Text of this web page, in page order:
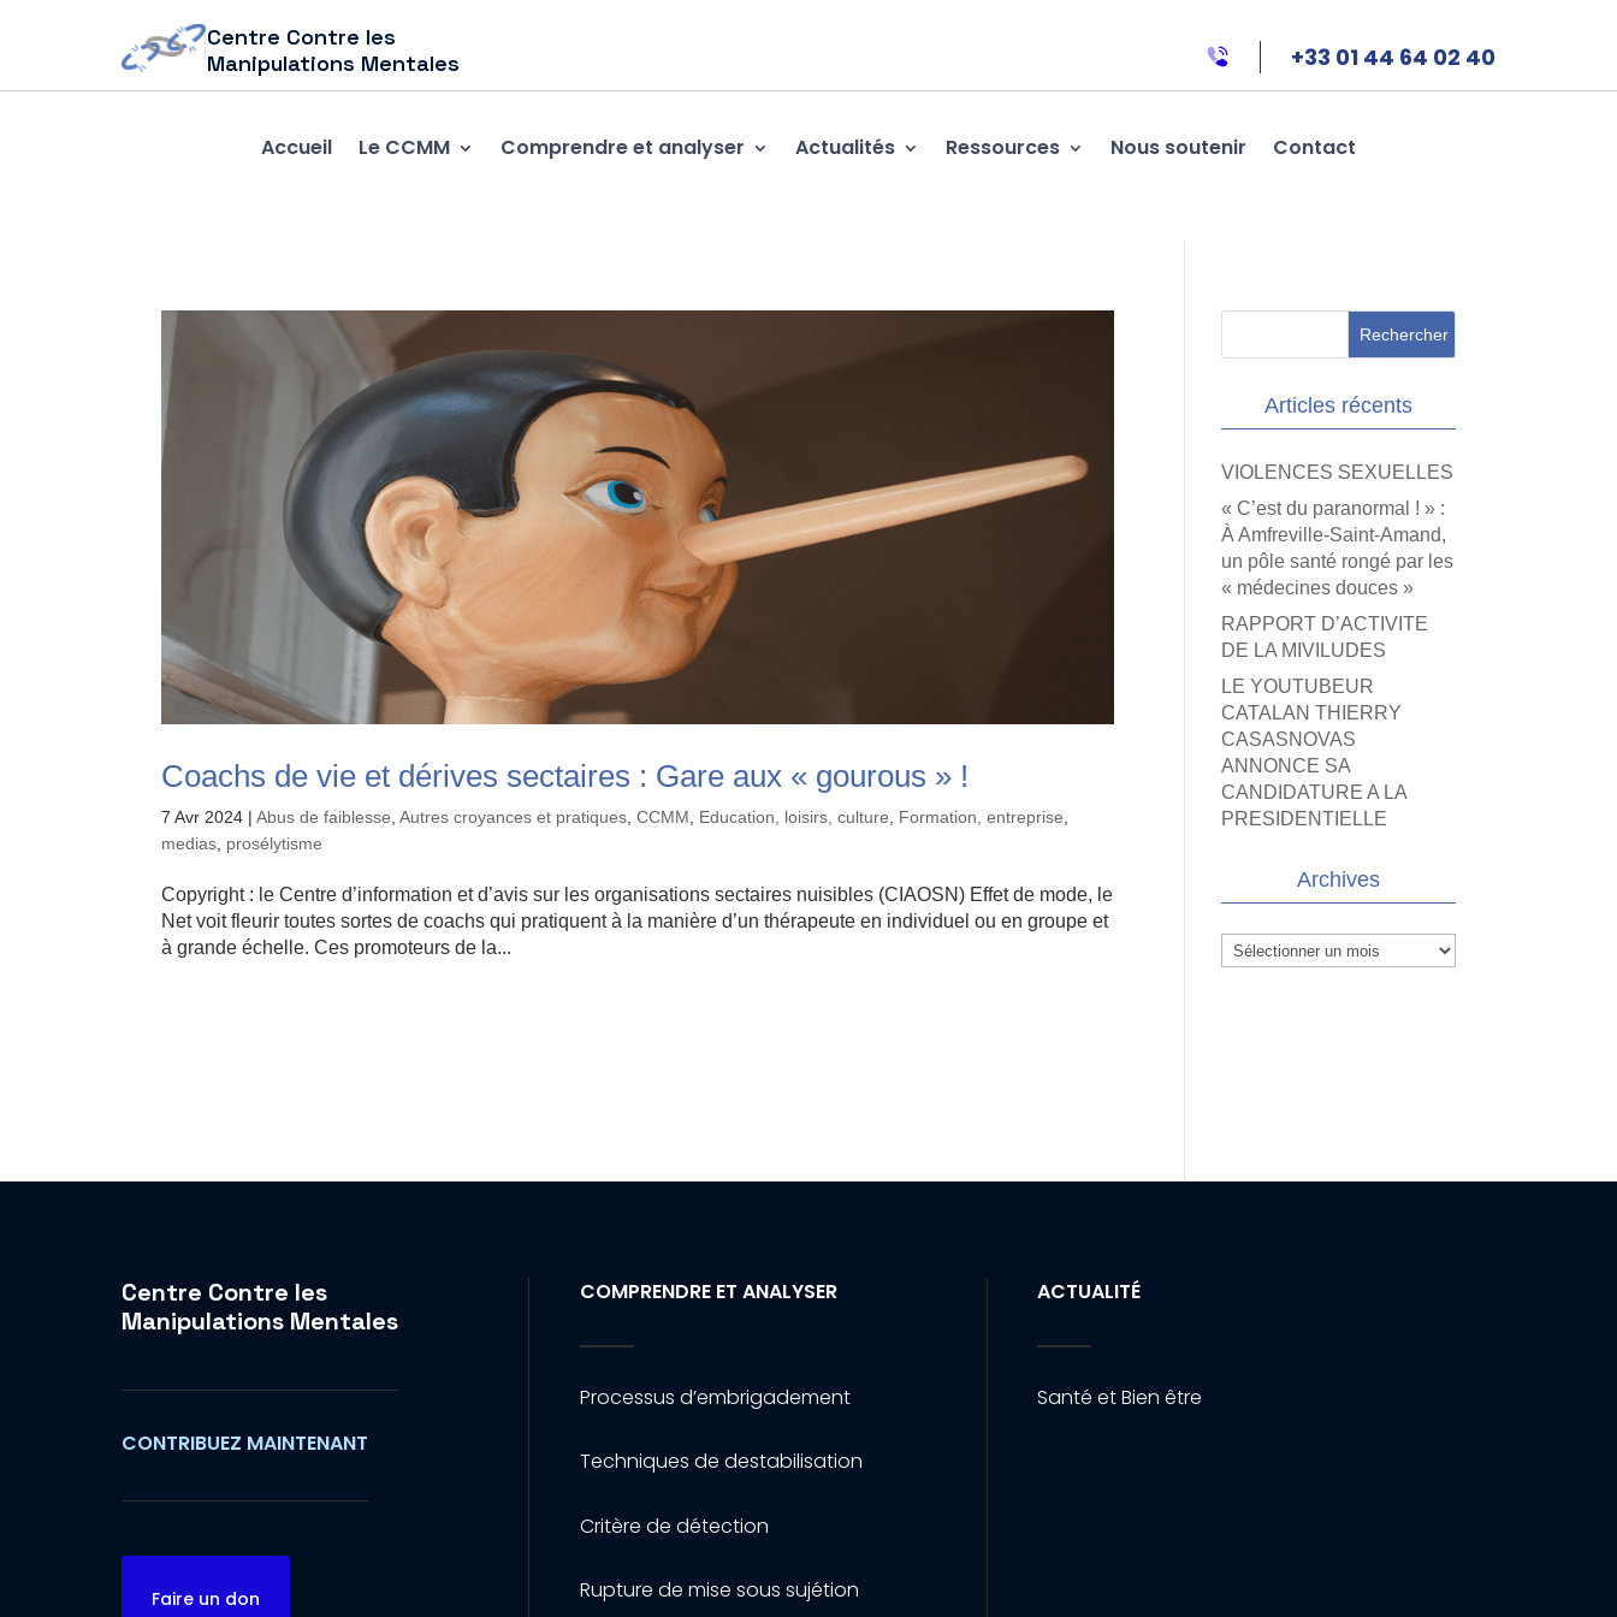
Centre Contre les
Manipulations Mentales
+33 01 44 64 02 40
Accueil Le CCMM Comprendre et analyser Actualités Ressources Nous soutenir Contact
Coachs de vie et dérives sectaires : Gare aux « gourous » !
7 Avr 2024 |Abus de faiblesse ,Autres croyances et pratiques ,CCMM Education, loisirs, culture Formation, entreprise
medias prosélytisme
Copyright : le Centre d’information et d’avis sur les organisations sectaires nuisibles (CIAOSN) Effet de mode, le
Net voit fleurir toutes sortes de coachs qui pratiquent à la manière d’un thérapeute en individuel ou en groupe et
à grande échelle. Ces promoteurs de la...
Articles récents
VIOLENCES SEXUELLES
« C’est du paranormal ! » :
À Amfreville-Saint-Amand,
un pôle santé rongé par les
« médecines douces »
RAPPORT D’ACTIVITE
DE LA MIVILUDES
LE YOUTUBEUR
CATALAN THIERRY
CASASNOVAS
ANNONCE SA
CANDIDATURE A LA
PRESIDENTIELLE
Archives
Archives
Centre Contre les
Manipulations Mentales
CONTRIBUEZ MAINTENANT
Faire un don
COMPRENDRE ET ANALYSER
Processus d’embrigadement
Techniques de destabilisation
Critère de détection
Rupture de mise sous sujétion
ACTUALITÉ
Santé et Bien être